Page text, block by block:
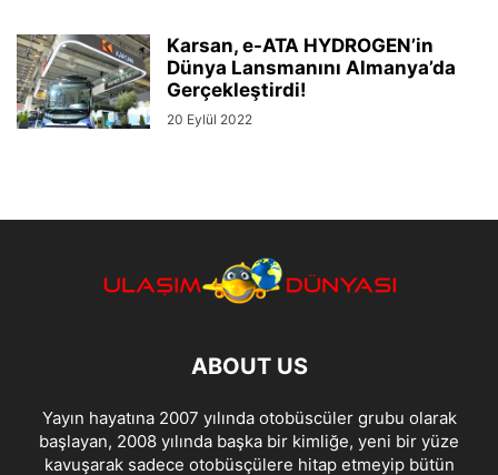
Karsan, e-ATA HYDROGEN’in
Dünya Lansmanını Almanya’da
Gerçekleştirdi!
20 Eylül 2022
ABOUT US
Yayın hayatına 2007 yılında otobüscüler grubu olarak
başlayan, 2008 yılında başka bir kimliğe, yeni bir yüze
kavuşarak sadece otobüsçülere hitap etmeyip bütün